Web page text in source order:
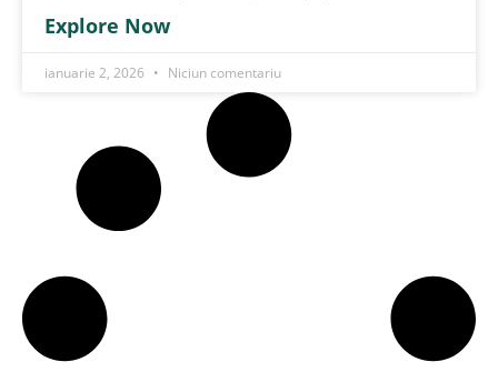
Explore Now
ianuarie 2, 2026 Niciun comentariu